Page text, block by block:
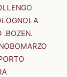
.BOZEN.
BOMARZO